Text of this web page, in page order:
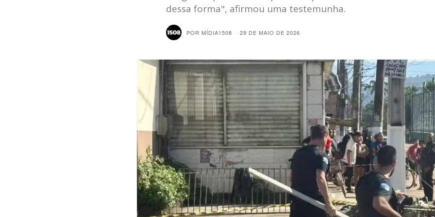
dessa forma", afirmou uma testemunha.
POR MÍDIA1508 29 DE MAIO DE 2026